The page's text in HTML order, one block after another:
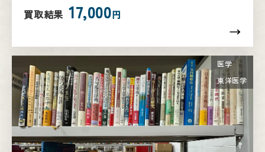
買取結果 17,000円
医学
東洋医学